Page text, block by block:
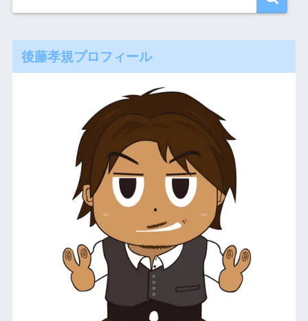
後藤孝規プロフィール